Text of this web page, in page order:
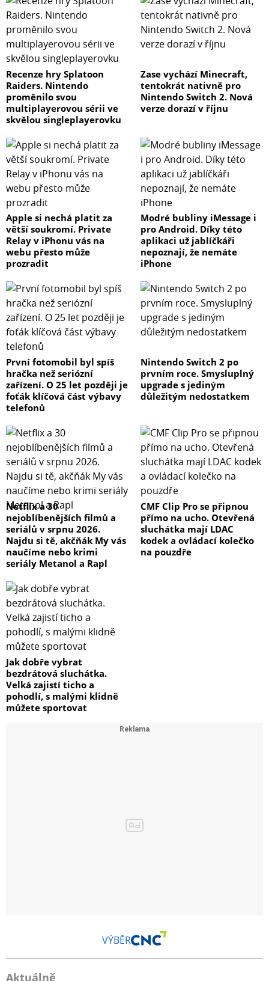
Recenze hry Splatoon
Raiders. Nintendo
proměnilo svou
multiplayerovou sérii ve
skvělou singleplayerovku
Zase vychází Minecraft,
tentokrát nativně pro
Nintendo Switch 2. Nová
verze dorazí v říjnu
Apple si nechá platit za
větší soukromí. Private
Relay v iPhonu vás na
webu přesto může
prozradit
Modré bubliny iMessage i
pro Android. Díky této
aplikaci už jablíčkáři
nepoznají, že nemáte
iPhone
První fotomobil byl spíš
hračka než seriózní
zařízení. O 25 let později je
foťák klíčová část výbavy
telefonů
Nintendo Switch 2 po
prvním roce. Smysluplný
upgrade s jediným
důležitým nedostatkem
Netflix a 30
nejoblíbenějších filmů a
seriálů v srpnu 2026.
Najdu si tě, akčňák My vás
naučíme nebo krimi
seriály Metanol a Rapl
CMF Clip Pro se připnou
přímo na ucho. Otevřená
sluchátka mají LDAC
kodek a ovládací kolečko
na pouzdře
Jak dobře vybrat
bezdrátová sluchátka.
Velká zajistí ticho a
pohodlí, s malými klidně
můžete sportovat
VÝBĚR
Aktuálně